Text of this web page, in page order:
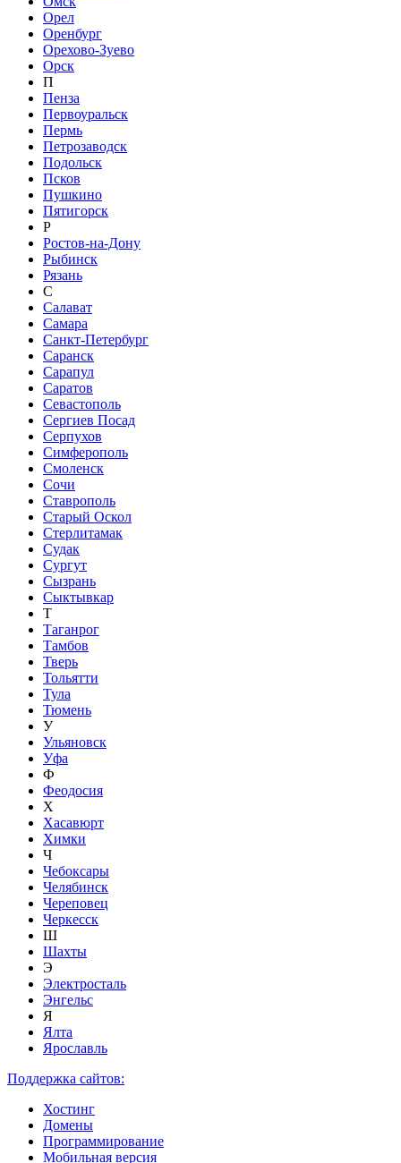
Орел
Оренбург
Орехово-Зуево
Орск
П
Пенза
Первоуральск
Пермь
Петрозаводск
Подольск
Псков
Пушкино
Пятигорск
Р
Ростов-на-Дону
Рыбинск
Рязань
С
Салават
Самара
Санкт-Петербург
Саранск
Сарапул
Саратов
Севастополь
Сергиев Посад
Серпухов
Симферополь
Смоленск
Сочи
Ставрополь
Старый Оскол
Стерлитамак
Судак
Сургут
Сызрань
Сыктывкар
Т
Таганрог
Тамбов
Тверь
Тольятти
Тула
Тюмень
У
Ульяновск
Уфа
Ф
Феодосия
Х
Хасавюрт
Химки
Ч
Чебоксары
Челябинск
Череповец
Черкесск
Ш
Шахты
Э
Электросталь
Энгельс
Я
Ялта
Ярославль
Поддержка сайтов:
Хостинг
Домены
Программирование
Мобильная версия